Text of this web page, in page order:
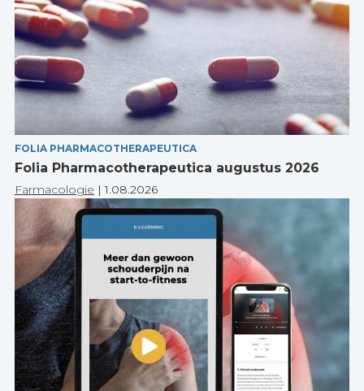
FOLIA PHARMACOTHERAPEUTICA
Folia Pharmacotherapeutica augustus 2026
Farmacologie |1.08.2026